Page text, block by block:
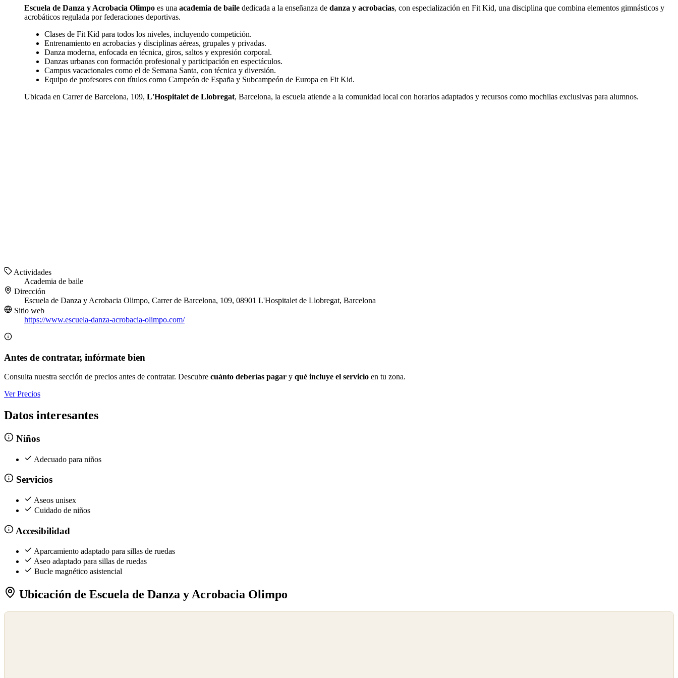
Escuela de Danza y Acrobacia Olimpo es una academia de baile dedicada a la enseñanza de danza y acrobacias, con especialización en Fit Kid, una disciplina que combina elementos gimnásticos y
acrobáticos regulada por federaciones deportivas.
Clases de Fit Kid para todos los niveles, incluyendo competición.
Entrenamiento en acrobacias y disciplinas aéreas, grupales y privadas.
Danza moderna, enfocada en técnica, giros, saltos y expresión corporal.
Danzas urbanas con formación profesional y participación en espectáculos.
Campus vacacionales como el de Semana Santa, con técnica y diversión.
Equipo de profesores con títulos como Campeón de España y Subcampeón de Europa en Fit Kid.
Ubicada en Carrer de Barcelona, 109, L'Hospitalet de Llobregat, Barcelona, la escuela atiende a la comunidad local con horarios adaptados y recursos como mochilas exclusivas para alumnos.
Actividades
Academia de baile
Dirección
Escuela de Danza y Acrobacia Olimpo, Carrer de Barcelona, 109, 08901 L'Hospitalet de Llobregat, Barcelona
Sitio web
https://www.escuela-danza-acrobacia-olimpo.com/
Antes de contratar, infórmate bien
Consulta nuestra sección de precios antes de contratar. Descubre cuánto deberías pagar y qué incluye el servicio en tu zona.
Ver Precios
Datos interesantes
Niños
Adecuado para niños
Servicios
Aseos unisex
Cuidado de niños
Accesibilidad
Aparcamiento adaptado para sillas de ruedas
Aseo adaptado para sillas de ruedas
Bucle magnético asistencial
Ubicación de Escuela de Danza y Acrobacia Olimpo